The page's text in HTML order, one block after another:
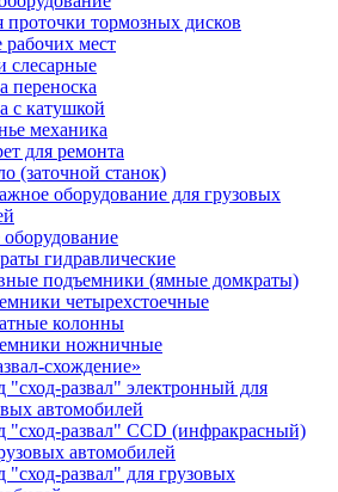
проточки тормозных дисков
мест
слесарные
переноска
с катушкой
механика
для ремонта
(заточной станок)
оборудование для грузовых
гидравлические
подъемники (ямные домкраты)
четырехстоечные
колонны
ножничные
схождение»
"сход-развал" электронный для
автомобилей
"сход-развал" CCD (инфракрасный)
автомобилей
"сход-развал" для грузовых